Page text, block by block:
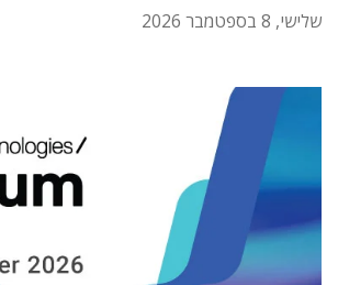
שלישי, 8 בספטמבר 2026